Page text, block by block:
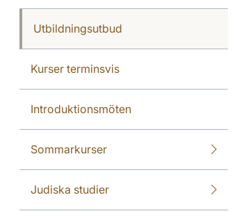
Utbildningsutbud
Kurser terminsvis
Introduktionsmöten
Sommarkurser
Judiska studier